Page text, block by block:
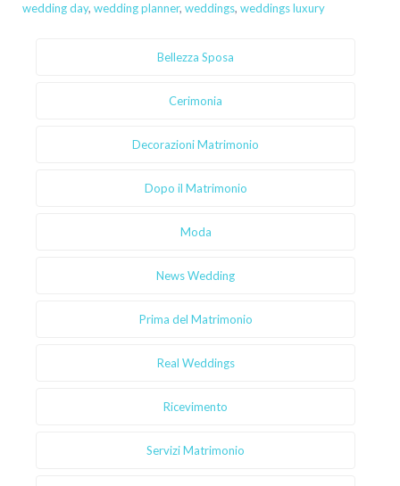
wedding day, wedding planner, weddings, weddings luxury
Bellezza Sposa
Cerimonia
Decorazioni Matrimonio
Dopo il Matrimonio
Moda
News Wedding
Prima del Matrimonio
Real Weddings
Ricevimento
Servizi Matrimonio